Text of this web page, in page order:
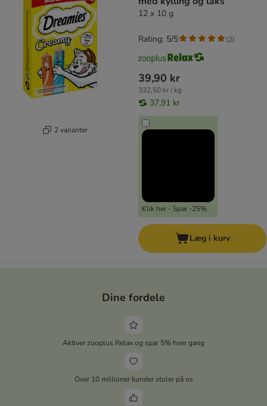
2 varianter
12 x 10 g
39,90 kr
332,50 kr / kg
37,91 kr
Klik her - Spar -25%
Rating: 5/5 (2)
Læg i kurv
Dine fordele
Aktiver zooplus Relax og spar 5% hver gang
Over 10 millioner kunder stoler på os